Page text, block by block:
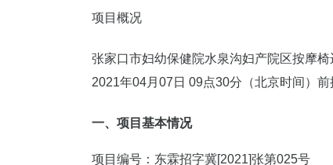
项目概况
张家口市妇幼保健院水泉沟妇产院区按摩
2021年04月07日 09点30分（北京时间）前
一、项目基本情况
项目编号：东霖招字冀[2021]张第025号